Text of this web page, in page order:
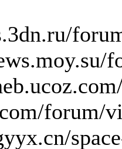
forum/